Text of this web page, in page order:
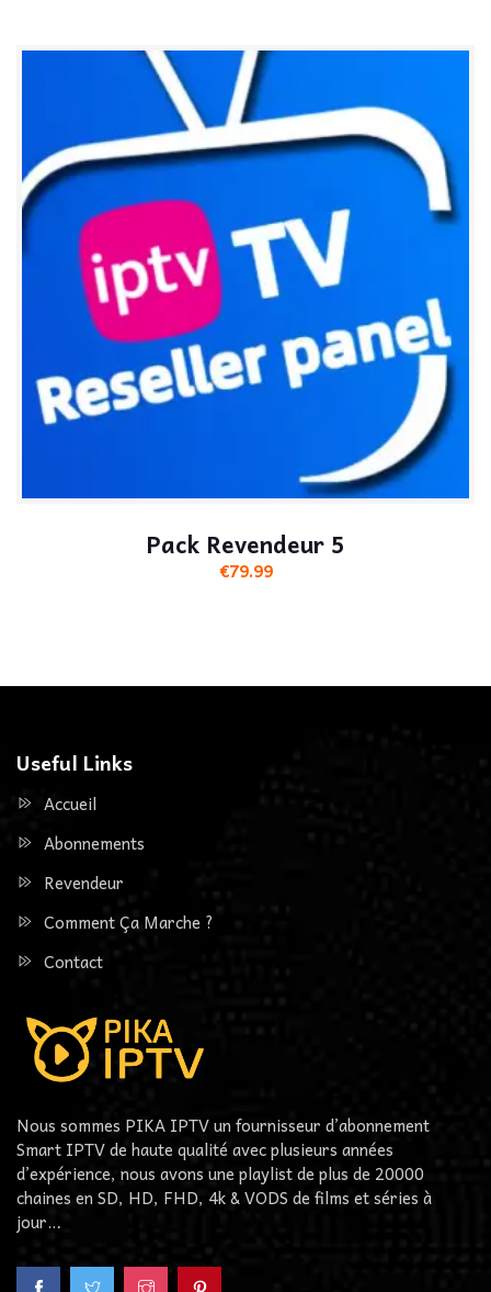
Pack Revendeur 5
€79.99
Useful Links
Accueil
Abonnements
Revendeur
Comment Ça Marche ?
Contact
Nous sommes PIKA IPTV un fournisseur d’abonnement
Smart IPTV de haute qualité avec plusieurs années
d’expérience, nous avons une playlist de plus de 20000
chaines en SD, HD, FHD, 4k & VODS de films et séries à
jour…